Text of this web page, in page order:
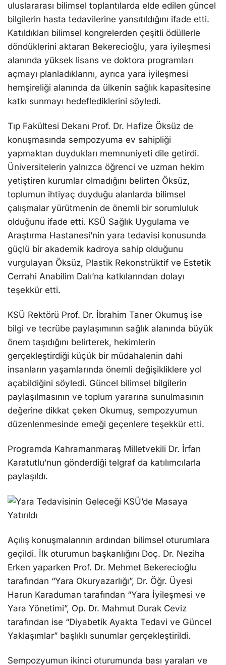
uluslararası bilimsel toplantılarda elde edilen güncel
bilgilerin hasta tedavilerine yansıtıldığını ifade etti.
Katıldıkları bilimsel kongrelerden çeşitli ödüllerle
döndüklerini aktaran Bekerecioğlu, yara iyileşmesi
alanında yüksek lisans ve doktora programları
açmayı planladıklarını, ayrıca yara iyileşmesi
hemşireliği alanında da ülkenin sağlık kapasitesine
katkı sunmayı hedeflediklerini söyledi.
Tıp Fakültesi Dekanı Prof. Dr. Hafize Öksüz de
konuşmasında sempozyuma ev sahipliği
yapmaktan duydukları memnuniyeti dile getirdi.
Üniversitelerin yalnızca öğrenci ve uzman hekim
yetiştiren kurumlar olmadığını belirten Öksüz,
toplumun ihtiyaç duyduğu alanlarda bilimsel
çalışmalar yürütmenin de önemli bir sorumluluk
olduğunu ifade etti. KSÜ Sağlık Uygulama ve
Araştırma Hastanesi’nin yara tedavisi konusunda
güçlü bir akademik kadroya sahip olduğunu
vurgulayan Öksüz, Plastik Rekonstrüktif ve Estetik
Cerrahi Anabilim Dalı’na katkılarından dolayı
teşekkür etti.
KSÜ Rektörü Prof. Dr. İbrahim Taner Okumuş ise
bilgi ve tecrübe paylaşımının sağlık alanında büyük
önem taşıdığını belirterek, hekimlerin
gerçekleştirdiği küçük bir müdahalenin dahi
insanların yaşamlarında önemli değişikliklere yol
açabildiğini söyledi. Güncel bilimsel bilgilerin
paylaşılmasının ve toplum yararına sunulmasının
değerine dikkat çeken Okumuş, sempozyumun
düzenlenmesinde emeği geçenlere teşekkür etti.
Programda Kahramanmaraş Milletvekili Dr. İrfan
Karatutlu’nun gönderdiği telgraf da katılımcılarla
paylaşıldı.
Açılış konuşmalarının ardından bilimsel oturumlara
geçildi. İlk oturumun başkanlığını Doç. Dr. Neziha
Erken yaparken Prof. Dr. Mehmet Bekerecioğlu
tarafından “Yara Okuryazarlığı”, Dr. Öğr. Üyesi
Harun Karaduman tarafından “Yara İyileşmesi ve
Yara Yönetimi”, Op. Dr. Mahmut Durak Ceviz
tarafından ise “Diyabetik Ayakta Tedavi ve Güncel
Yaklaşımlar” başlıklı sunumlar gerçekleştirildi.
Sempozyumun ikinci oturumunda bası yaraları ve